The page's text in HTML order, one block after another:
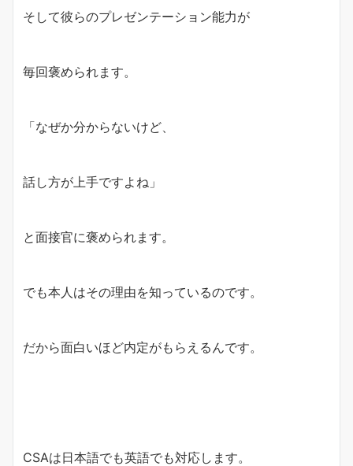
そして彼らのプレゼンテーション能力が
毎回褒められます。
「なぜか分からないけど、
話し方が上手ですよね」
と面接官に褒められます。
でも本人はその理由を知っているのです。
だから面白いほど内定がもらえるんです。
CSAは日本語でも英語でも対応します。